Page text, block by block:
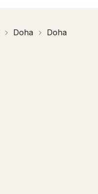
Doha Doha